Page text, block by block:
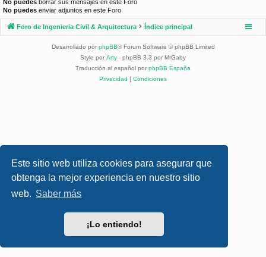
Este sitio web utiliza cookies para asegurar que
obtenga la mejor experiencia en nuestro sitio
web. Saber más
¡Lo entiendo!
No puedes borrar sus mensajes en este Foro
No puedes enviar adjuntos en este Foro
Foro de Ingenieria Civil & Arquitectura Índice principal
Desarrollado por phpBB® Forum Software © phpBB Limited
Style por Arty - phpBB 3.3 por MrGaby
Traducción al español por phpBB España
Privacidad | Condiciones